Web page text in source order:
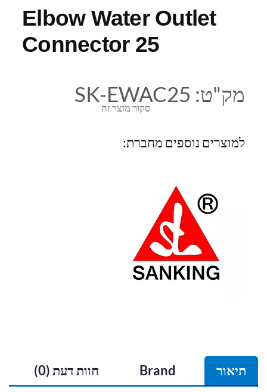
Elbow Water Outlet
Connector 25
סקור מוצר זה
מק"ט: SK-EWAC25
למוצרים נוספים מחברת:
תיאור Brand חוות דעת (0)